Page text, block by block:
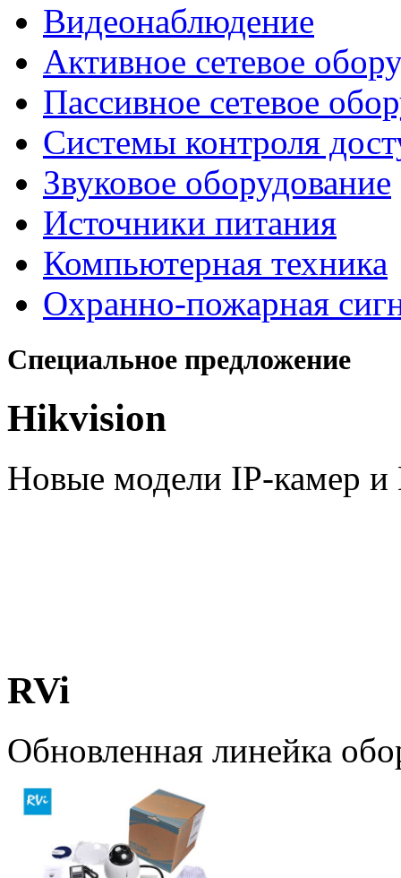
Видеонаблюдение
Активное сетевое
Пассивное сетевое
Системы контроля
Звуковое оборудование
Источники питания
Компьютерная техника
Охранно-пожарная
Специальное предложение
Hikvision
Новые модели IP-камер и
RVi
Обновленная линейка